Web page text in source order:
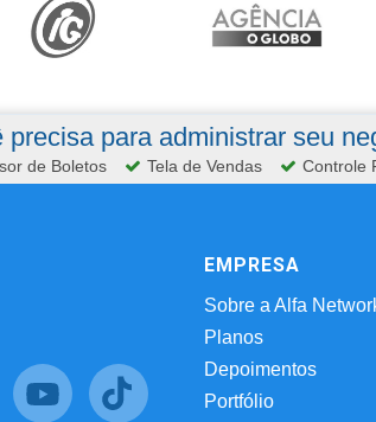
para administrar seu
de Boletos Tela de Vendas Controle
EMPRESA
Sobre a Alfa
Planos
Depoimentos
Portfólio